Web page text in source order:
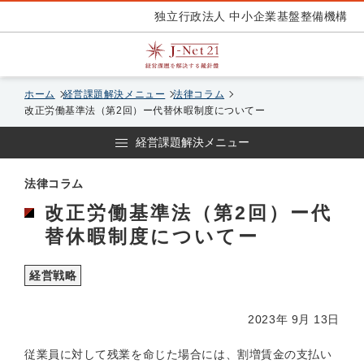
独立行政法人 中小企業基盤整備機構
ホーム 経営課題解決メニュー
法律コラム
改正労働基準法（第2回）ー代替休暇制度についてー
経営課題解決メニュー
法律コラム
改正労働基準法（第2回）ー代
替休暇制度についてー
経営戦略
2023年 9月 13日
従業員に対して残業を命じた場合には、割増賃金の支払い